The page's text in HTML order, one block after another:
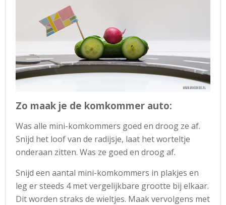
Zo maak je de komkommer auto:
Was alle mini-komkommers goed en droog ze af.
Snijd het loof van de radijsje, laat het worteltje
onderaan zitten. Was ze goed en droog af.
Snijd een aantal mini-komkommers in plakjes en
leg er steeds 4 met vergelijkbare grootte bij elkaar.
Dit worden straks de wieltjes. Maak vervolgens met